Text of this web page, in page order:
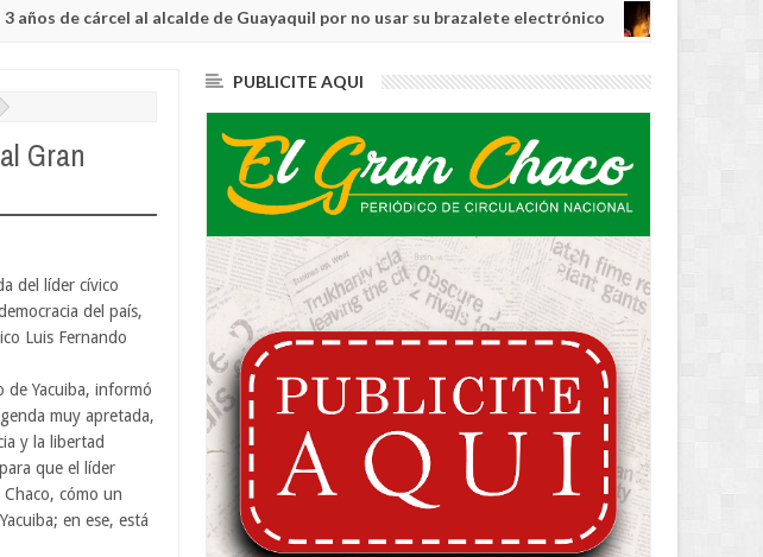
de cárcel al alcalde de Guayaquil por no usar su brazalete electrónico
20260
INTERNACIONAL
Gran
del líder cívico
del país,
Luis Fernando
de Yacuiba, informó
muy apretada,
y la libertad
que el líder
cómo un
en ese, está
PUBLICITE AQUI